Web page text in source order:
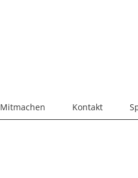
Mitmachen Kontakt